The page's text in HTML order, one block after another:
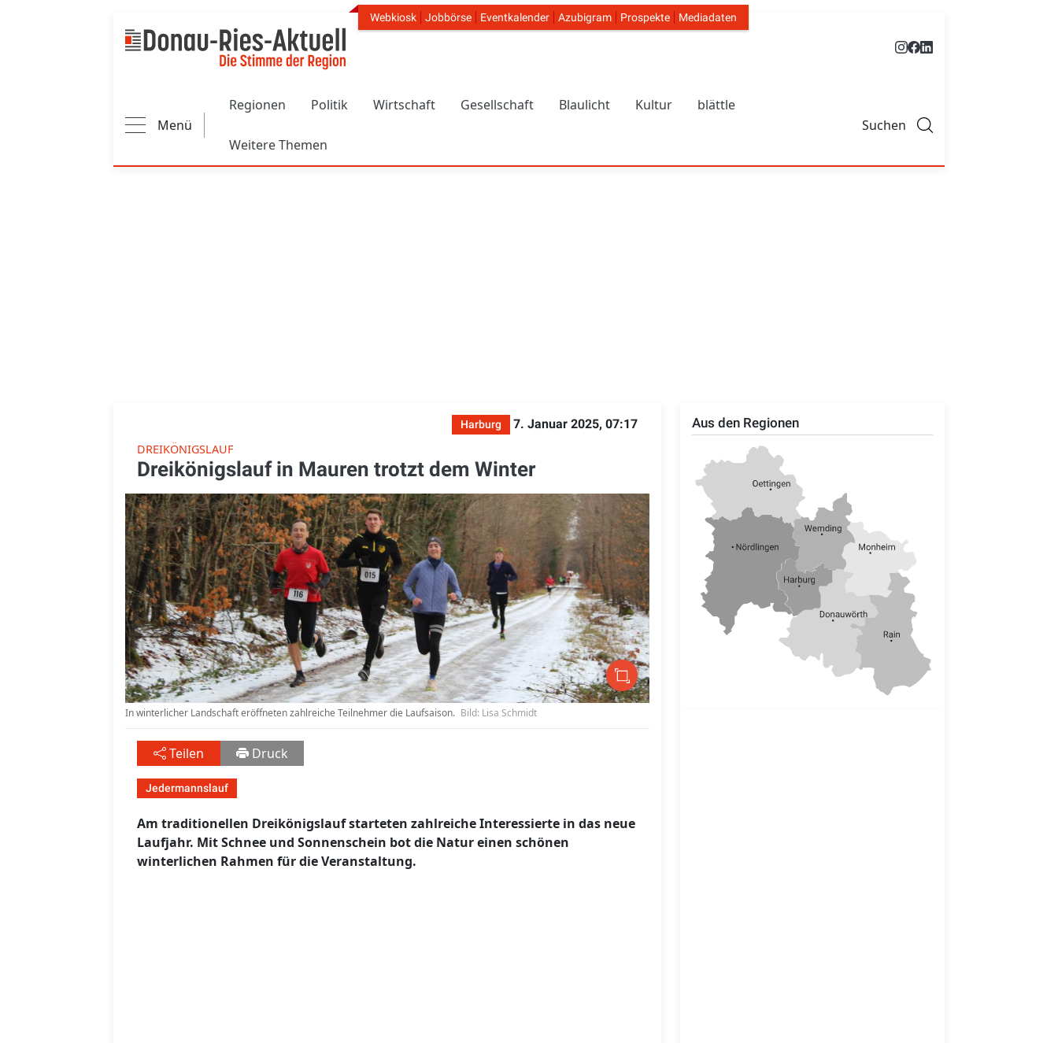
Header Navigation
Webkiosk Jobbörse Eventkalender Azubigram Prospekte Mediadaten
Menü
Regionen Politik Wirtschaft Gesellschaft Blaulicht Kultur blättle
Weitere Themen
Suchen
Harburg
7. Januar 2025, 07:17
DREIKÖNIGSLAUF
Dreikönigslauf in Mauren trotzt dem Winter
In winterlicher Landschaft eröffneten zahlreiche Teilnehmer die Laufsaison. Bild: Lisa Schmidt
Teilen Druck
Jedermannslauf
Am traditionellen Dreikönigslauf starteten zahlreiche Interessierte in das neue
Laufjahr. Mit Schnee und Sonnenschein bot die Natur einen schönen
winterlichen Rahmen für die Veranstaltung.
Aus den Regionen